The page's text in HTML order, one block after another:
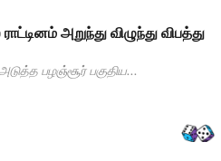
அறுந்து விழுந்து விபத்து
பழஞ்சூர் பகுதிய...